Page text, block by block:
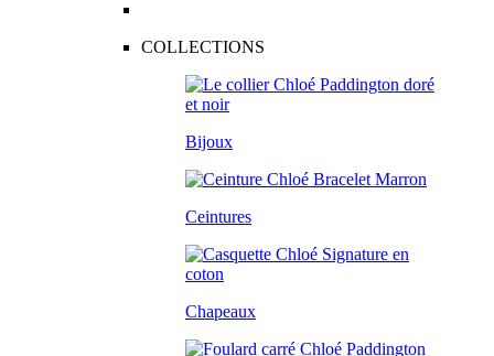
COLLECTIONS
Bijoux
Ceintures
Chapeaux